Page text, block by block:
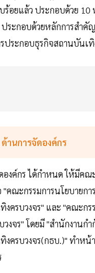
ร้อยแล้ว ประกอบด้วย 10
ประกอบด้วยหลักการสำคั
ประกอบธุรกิจสถานบันเทิ
ด้านการจัดองค์กร
องค์กร ได้กำหนด ให้มีคณ
คณะกรรมการนโยบายกา
งครบวงจร" และ "คณะกร
วงจร" โดยมี "สำนักงานก
งครบวงจร(กธบ.)" ทำหน้